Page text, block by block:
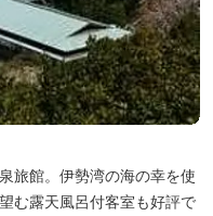
旅館。伊勢湾の海の幸を使
む露天風呂付客室も好評で